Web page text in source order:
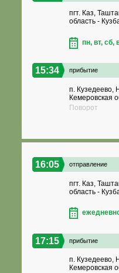
пгт. Каз,
область -
пн, вт, сб,
15:34 прибытие
п. Кузедеево,
Кемеровская
Поворот
16:05 отправление
пгт. Каз,
область -
17:15 прибытие
п. Кузедеево,
Кемеровская